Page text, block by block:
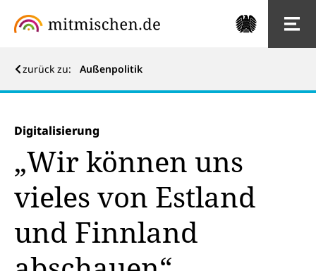
zurück zu: Außenpolitik
Digitalisierung
„Wir können uns
vieles von Estland
und Finnland